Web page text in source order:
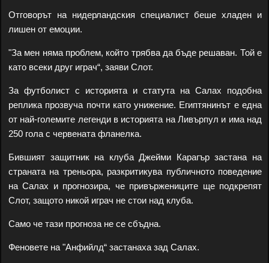
Отговорът на нидерландския специалист беше хладен и
лишен от емоции.
"За мен няма проблем, който трябва да бъде решаван. Той е
като всеки друг играч“, заяви Слот.
За футболист с историята и статута на Салах подобна
реплика прозвуча почти като унижение. Египтянинът е една
от най-големите легенди в историята на Ливърпул и има над
250 гола с червената фланелка.
Бившият защитник на клуба Джейми Карагър застана на
страната на треньора, разкритикува публичното поведение
на Салах и прогнозира, че привържениците ще подкрепят
Слот, защото никой играч не стои над клуба.
Само че тази прогноза не се сбъдна.
Феновете на "Анфийлд“ застанаха зад Салах.